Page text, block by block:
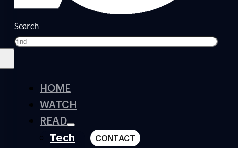
Search
HOME
WATCH
READ
Tech
CONTACT